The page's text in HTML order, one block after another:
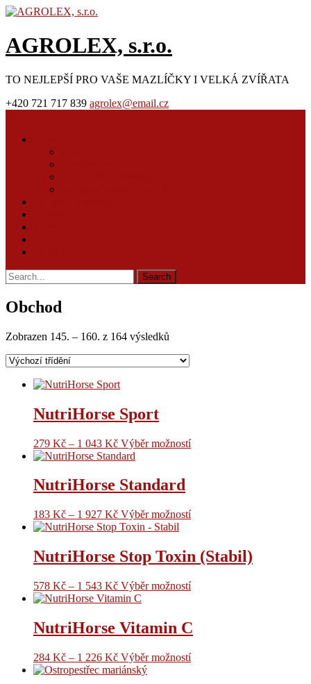
AGROLEX, s.r.o.
TO NEJLEPŠÍ PRO VAŠE MAZLÍČKY I VELKÁ ZVÍŘATA
+420 721 717 839 agrolex@email.cz
Obchod
Zobrazen 145. – 160. z 164 výsledků
NutriHorse Sport
279 Kč – 1 043 Kč Výběr možností
NutriHorse Standard
183 Kč – 1 927 Kč Výběr možností
NutriHorse Stop Toxin (Stabil)
578 Kč – 1 543 Kč Výběr možností
NutriHorse Vitamin C
284 Kč – 1 226 Kč Výběr možností